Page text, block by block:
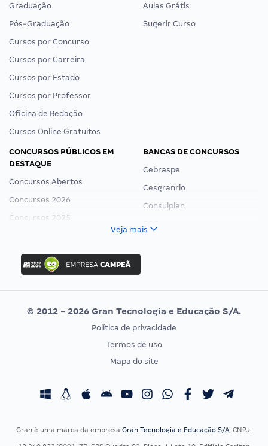
Graduação
Pós-Graduação
Cursos por Concurso
Cursos por Carreira
Cursos por Estado
Cursos por Professor
Oficina de Redação
Cursos Online Gratuitos
Aulas Grátis
Sugerir Curso
CONCURSOS PÚBLICOS EM
DESTAQUE
Concursos Abertos
Concursos 2026
Concursos 2025
Concurso Nacional Unificado
Concurso Ibama
Concurso MPU
Editais publicados
BANCAS DE CONCURSOS
Cebraspe
Cesgranrio
Consulplan
Vunesp
CONCURSOS POR PROFISSÃO
Concursos Fiscais
EXAME DE ORDEM
Calendário OAB
Veja mais
© 2012 - 2026 Gran Tecnologia e Educação S/A.
Política de privacidade
Termos de uso
Mapa do site
Gran é uma marca da empresa Gran Tecnologia e Educação S/A, CNPJ: